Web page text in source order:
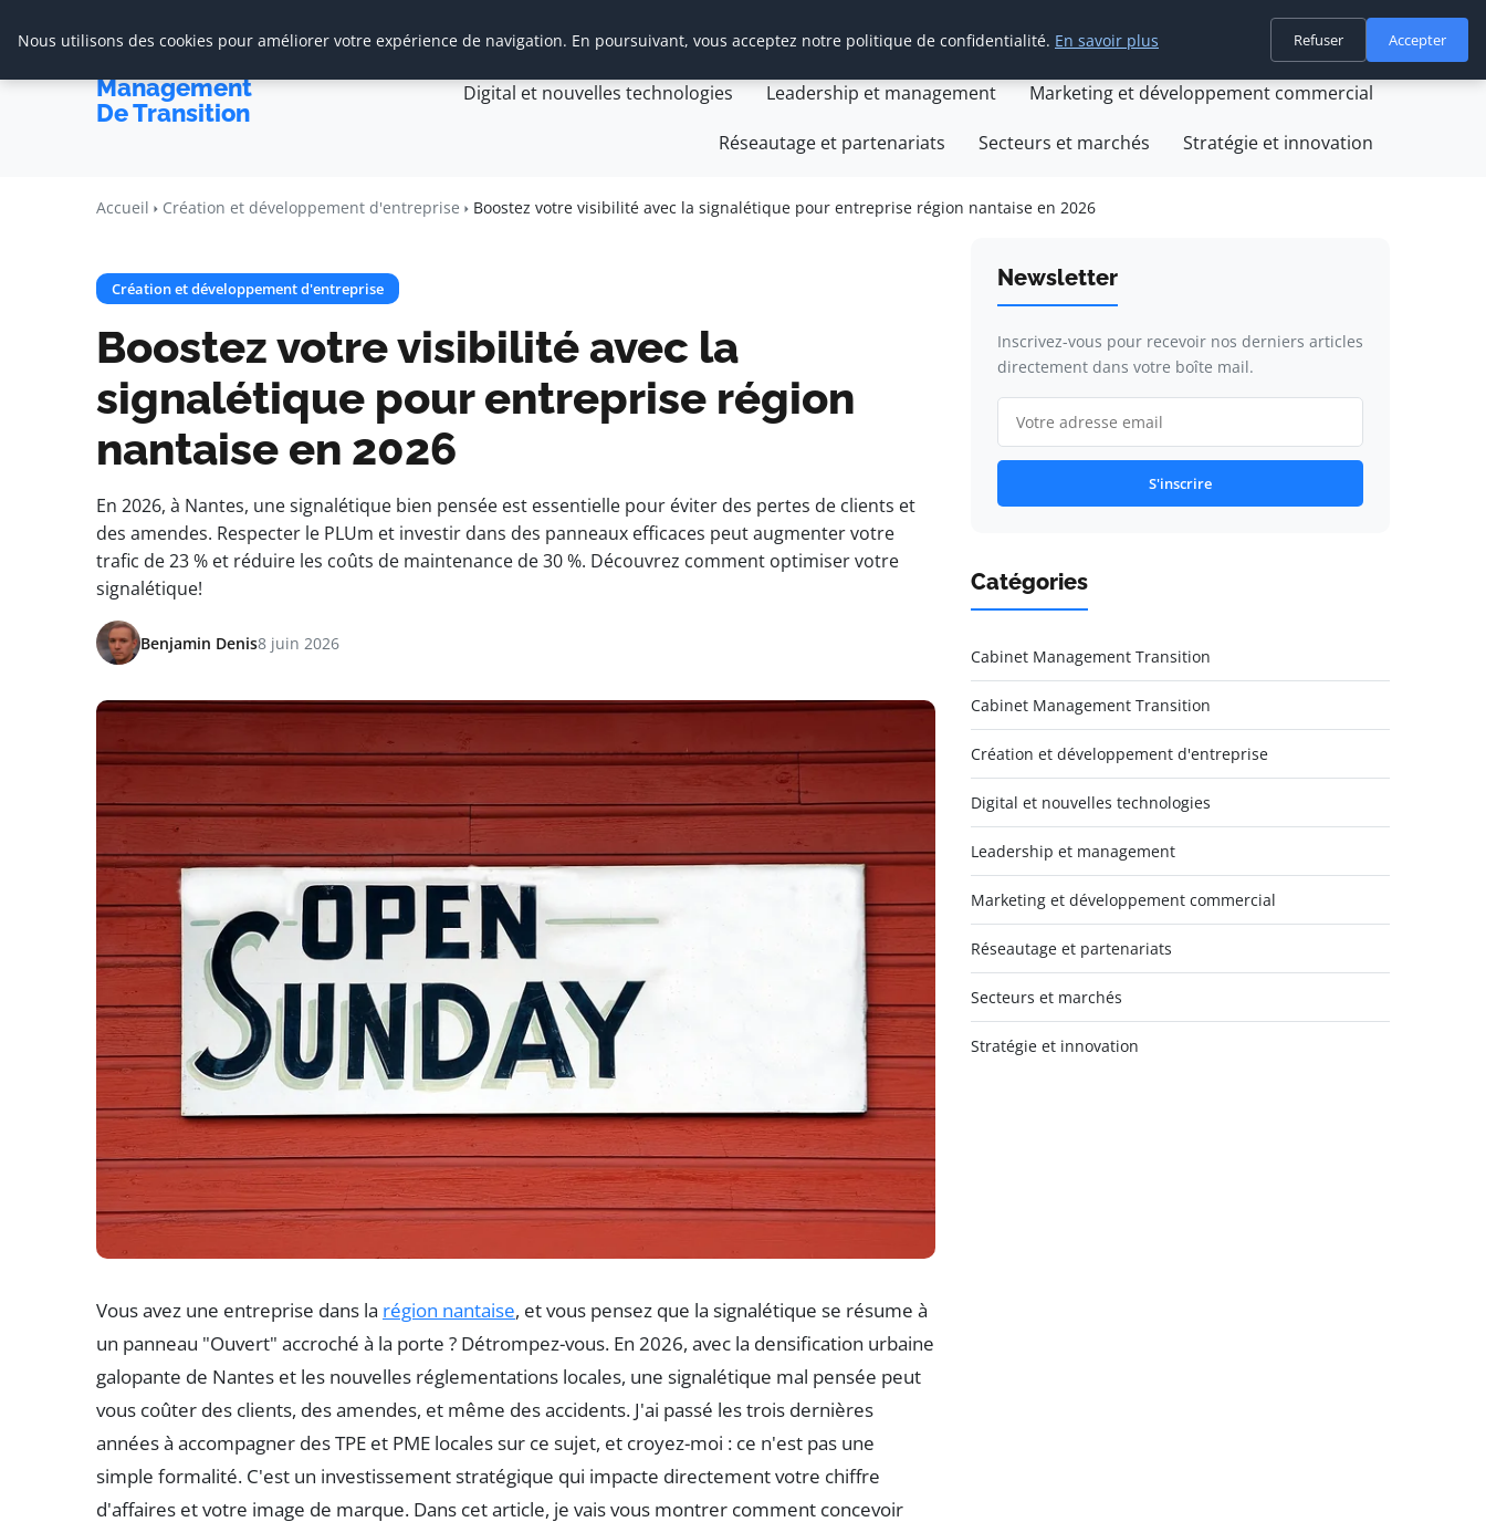
Management
De Transition
Accueil Cabinet Management Transition Cabinet Management Transition Création et développement d'entreprise
Digital et nouvelles technologies Leadership et management Marketing et développement commercial
Réseautage et partenariats Secteurs et marchés Stratégie et innovation
Accueil Création et développement d'entreprise Boostez votre visibilité avec la signalétique pour entreprise région nantaise en 2026
Création et développement d'entreprise
Boostez votre visibilité avec la
signalétique pour entreprise région
nantaise en 2026
En 2026, à Nantes, une signalétique bien pensée est essentielle pour éviter des pertes de clients et
des amendes. Respecter le PLUm et investir dans des panneaux efficaces peut augmenter votre
trafic de 23 % et réduire les coûts de maintenance de 30 %. Découvrez comment optimiser votre
signalétique!
Benjamin Denis8 juin 2026
Vous avez une entreprise dans la région nantaise, et vous pensez que la signalétique se résume à
un panneau "Ouvert" accroché à la porte ? Détrompez-vous. En 2026, avec la densification urbaine
galopante de Nantes et les nouvelles réglementations locales, une signalétique mal pensée peut
vous coûter des clients, des amendes, et même des accidents. J'ai passé les trois dernières
années à accompagner des TPE et PME locales sur ce sujet, et croyez-moi : ce n'est pas une
simple formalité. C'est un investissement stratégique qui impacte directement votre chiffre
d'affaires et votre image de marque. Dans cet article, je vais vous montrer comment concevoir
Newsletter
Inscrivez-vous pour recevoir nos derniers articles
directement dans votre boîte mail.
S'inscrire
Catégories
Cabinet Management Transition
Cabinet Management Transition
Création et développement d'entreprise
Digital et nouvelles technologies
Leadership et management
Marketing et développement commercial
Réseautage et partenariats
Secteurs et marchés
Stratégie et innovation
Nous utilisons des cookies pour améliorer votre expérience de navigation. En poursuivant, vous acceptez notre politique de confidentialité. En savoir plus Refuser Accepter